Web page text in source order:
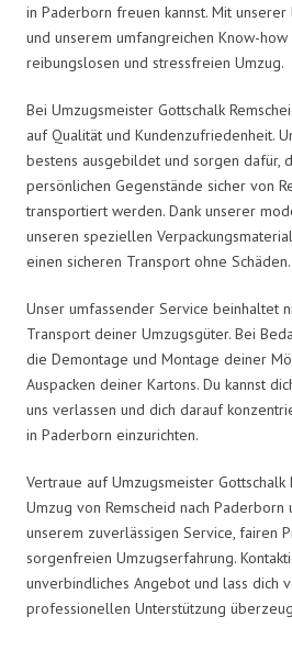
in Paderborn freuen kannst. Mit
und unserem umfangreichen Know-
reibungslosen und stressfreien Umzug.
Bei Umzugsmeister Gottschalk
auf Qualität und Kundenzufriedenheit.
bestens ausgebildet und sorgen dafür,
persönlichen Gegenstände sicher von
transportiert werden. Dank unserer
unseren speziellen
einen sicheren Transport ohne Schäden.
Unser umfassender Service beinhaltet
Transport deiner Umzugsgüter. Bei
die Demontage und Montage deiner
Auspacken deiner Kartons. Du kannst
uns verlassen und dich darauf
in Paderborn einzurichten.
Vertraue auf Umzugsmeister Gottschalk
Umzug von Remscheid nach
unserem zuverlässigen Service, fairen
sorgenfreien Umzugserfahrung.
unverbindliches Angebot und lass dich
professionellen Unterstützung